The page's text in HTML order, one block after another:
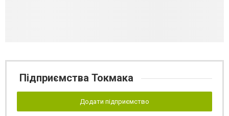
Підприємства Токмака
Додати підприємство